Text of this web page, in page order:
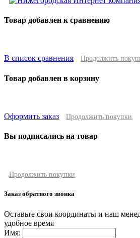
Товар добавлен к сравнению
В список сравнения Продолжить
Товар добавлен в корзину
Оформить заказ Продолжить покупки
Вы подписались на товар
Продолжить покупки
Заказ обратного звонка
Оставьте свои координаты и наш
удобное время
Имя: